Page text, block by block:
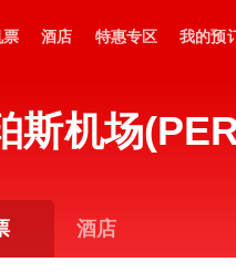
票 酒店 特惠专区 我的预
斯机场
酒店